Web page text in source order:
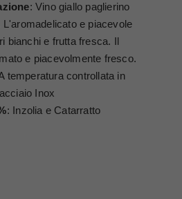
: Vino giallo paglierino
L'aromadelicato e piacevole
bianchi e frutta fresca. Il
e piacevolmente fresco.
temperatura controllata in
acciaio Inox
: Inzolia e Catarratto